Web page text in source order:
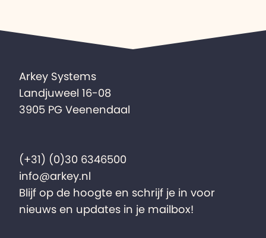
Arkey Systems
Landjuweel 16-08
3905 PG Veenendaal
(+31) (0)30 6346500
info@arkey.nl
Blijf op de hoogte en schrijf je in voor
nieuws en updates in je mailbox!